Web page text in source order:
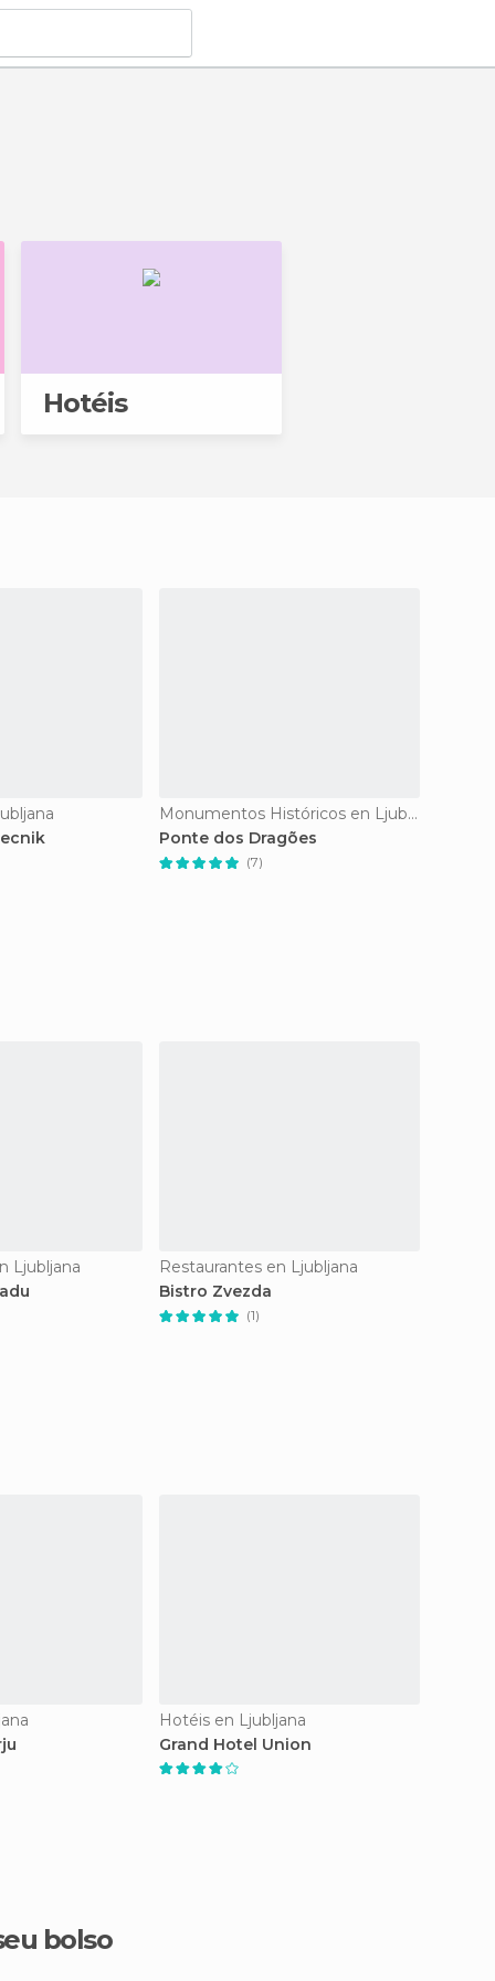
Hotéis
Monumentos Históricos en Ljubljana
Ponte dos Dragões
(7)
Ljubljana
Restaurantes en Ljubljana
Bistro Zvezda
(1)
Hotéis en Ljubljana
Grand Hotel Union
bolso